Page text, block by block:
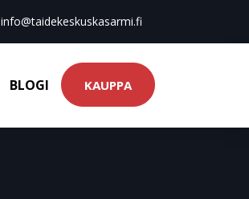
info@taidekeskuskasarmi.fi
BLOGI KAUPPA